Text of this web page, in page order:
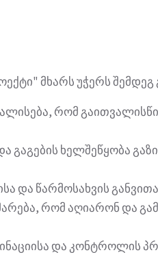
მხარს უჭერს შემდეგ
რომ
გაგების ხელშეწყობა
და წარმოსახვის
რომ აღიარონ და
და კონტროლის